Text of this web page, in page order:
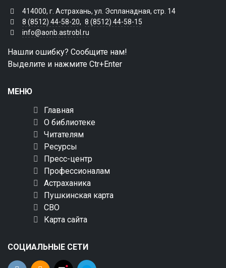
414000, г. Астрахань, ул. Эспланадная, стр. 14
8 (8512) 44-58-20, 8 (8512) 44-58-15
info@aonb.astrobl.ru
Нашли ошибку? Сообщите нам!
Выделите и нажмите Ctr+Enter
МЕНЮ
Главная
О библиотеке
Читателям
Ресурсы
Пресс-центр
Профессионалам
Астраханика
Пушкинская карта
СВО
Карта сайта
СОЦИАЛЬНЫЕ СЕТИ